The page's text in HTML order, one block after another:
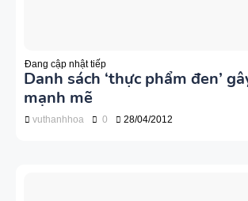
Đang cập nhật tiếp
Danh sách ‘thực phẩm đen’
mạnh mẽ
vuthanhhoa 0 28/04/2012